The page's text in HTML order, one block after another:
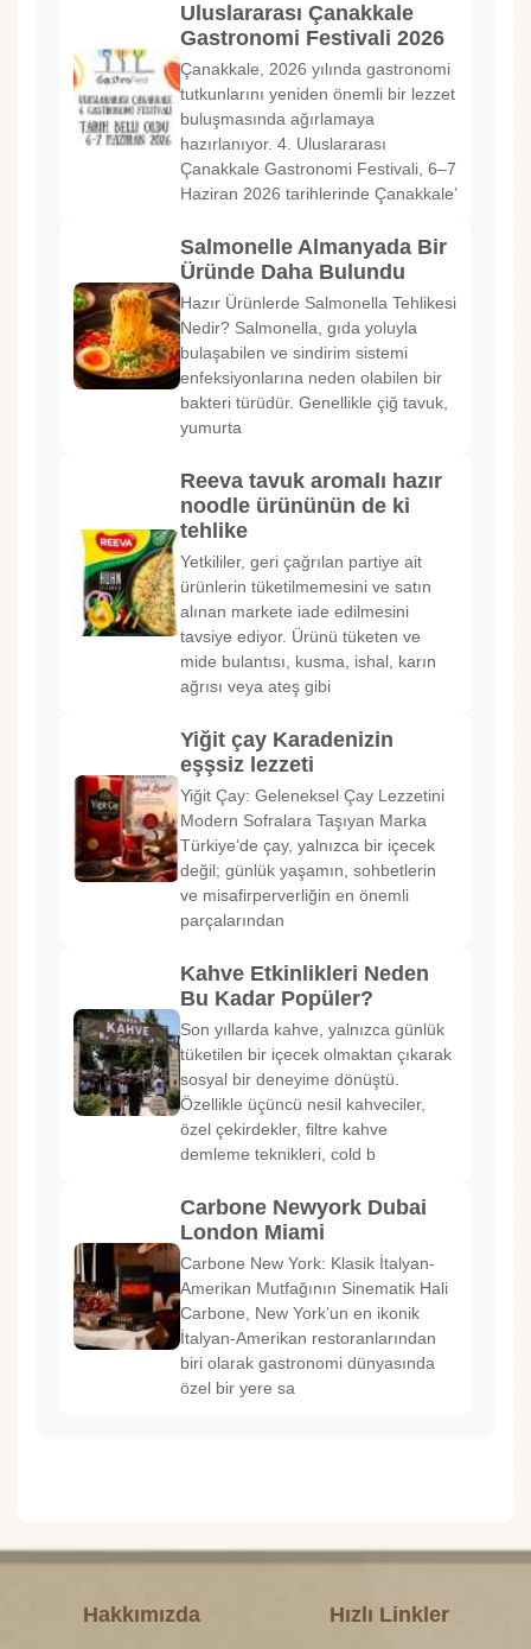
Uluslararası Çanakkale
Gastronomi Festivali 2026
Çanakkale, 2026 yılında gastronomi
tutkunlarını yeniden önemli bir lezzet
buluşmasında ağırlamaya
hazırlanıyor. 4. Uluslararası
Çanakkale Gastronomi Festivali, 6–7
Haziran 2026 tarihlerinde Çanakkale’
Salmonelle Almanyada Bir
Üründe Daha Bulundu
Hazır Ürünlerde Salmonella Tehlikesi
Nedir? Salmonella, gıda yoluyla
bulaşabilen ve sindirim sistemi
enfeksiyonlarına neden olabilen bir
bakteri türüdür. Genellikle çiğ tavuk,
yumurta
Reeva tavuk aromalı hazır
noodle ürününün de ki
tehlike
Yetkililer, geri çağrılan partiye ait
ürünlerin tüketilmemesini ve satın
alınan markete iade edilmesini
tavsiye ediyor. Ürünü tüketen ve
mide bulantısı, kusma, ishal, karın
ağrısı veya ateş gibi
Yiğit çay Karadenizin
eşşsiz lezzeti
Yiğit Çay: Geleneksel Çay Lezzetini
Modern Sofralara Taşıyan Marka
Türkiye’de çay, yalnızca bir içecek
değil; günlük yaşamın, sohbetlerin
ve misafirperverliğin en önemli
parçalarından
Kahve Etkinlikleri Neden
Bu Kadar Popüler?
Son yıllarda kahve, yalnızca günlük
tüketilen bir içecek olmaktan çıkarak
sosyal bir deneyime dönüştü.
Özellikle üçüncü nesil kahveciler,
özel çekirdekler, filtre kahve
demleme teknikleri, cold b
Carbone Newyork Dubai
London Miami
Carbone New York: Klasik İtalyan-
Amerikan Mutfağının Sinematik Hali
Carbone, New York’un en ikonik
İtalyan-Amerikan restoranlarından
biri olarak gastronomi dünyasında
özel bir yere sa
Hakkımızda Hızlı Linkler